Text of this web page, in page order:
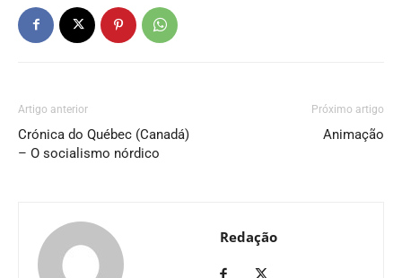
Artigo anterior
Crónica do Québec (Canadá)
– O socialismo nórdico
Próximo artigo
Animação
Redação